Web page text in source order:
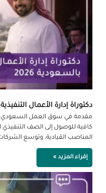
دكتوراة إدارة الأعمال التنفيذية
مقدمة في سوق العمل السعودي
كافية للوصول إلى الصف
المناصب القيادية، وتوسع
إقراء المزيد »